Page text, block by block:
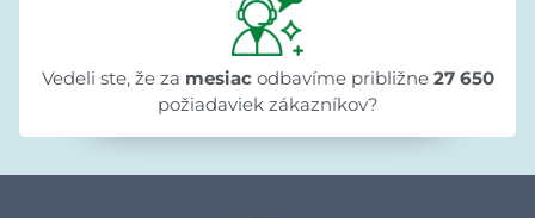
Vedeli ste, že za mesiac odbavíme približne27 650
požiadaviek zákazníkov?